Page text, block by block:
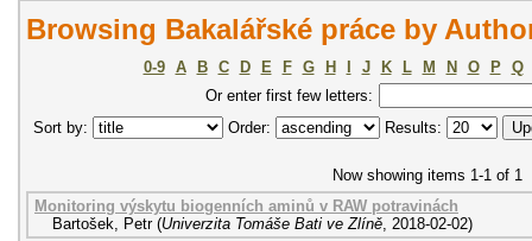
Browsing Bakalářské práce by
0-9 A B C D E F G H J K L M N O P
Q
Or enter first few letters:
Sort by:
Order: Results:
Now showing items 1-1 of 1
Monitoring výskytu biogenních aminů v RAW potravinách
Bartošek, Petr (Univerzita Tomáše Bati ve Zlíně, 2018-02-02)